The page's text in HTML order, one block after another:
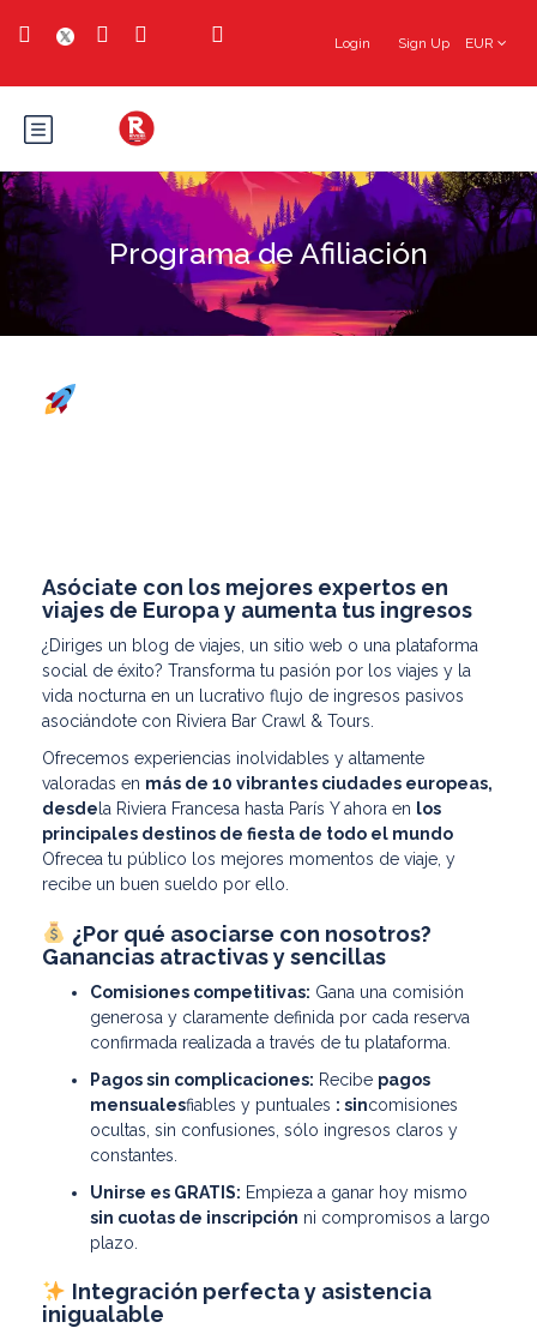
Login Sign Up EUR
Programa de Afiliación
Asóciate con los mejores expertos en
viajes de Europa y aumenta tus ingresos
¿Diriges un blog de viajes, un sitio web o una plataforma
social de éxito? Transforma tu pasión por los viajes y la
vida nocturna en un lucrativo flujo de ingresos pasivos
asociándote con Riviera Bar Crawl & Tours.
Ofrecemos experiencias inolvidables y altamente
valoradas en más de 10 vibrantes ciudades europeas,
desdela Riviera Francesa hasta París Yahora en los
principales destinos de fiesta de todo el mundo
Ofrecea tu público los mejores momentos de viaje, y
recibe un buen sueldo por ello.
¿Por qué asociarse con nosotros?
Ganancias atractivas y sencillas
Comisiones competitivas: Gana una comisión
generosa y claramente definida por cada reserva
confirmada realizada a través de tu plataforma.
Pagos sin complicaciones: Recibe pagos
mensualesfiables y puntuales : sincomisiones
ocultas, sin confusiones, sólo ingresos claros y
constantes.
Unirse es GRATIS: Empieza a ganar hoy mismo
sin cuotas de inscripción ni compromisos a largo
plazo.
Integración perfecta y asistencia
inigualable